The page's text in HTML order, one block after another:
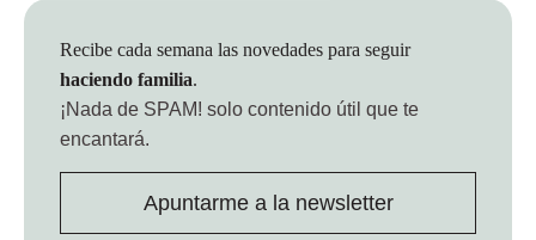
Recibe cada semana las novedades para seguir
haciendo familia.
¡Nada de SPAM! solo contenido útil que te
encantará.
Apuntarme a la newsletter